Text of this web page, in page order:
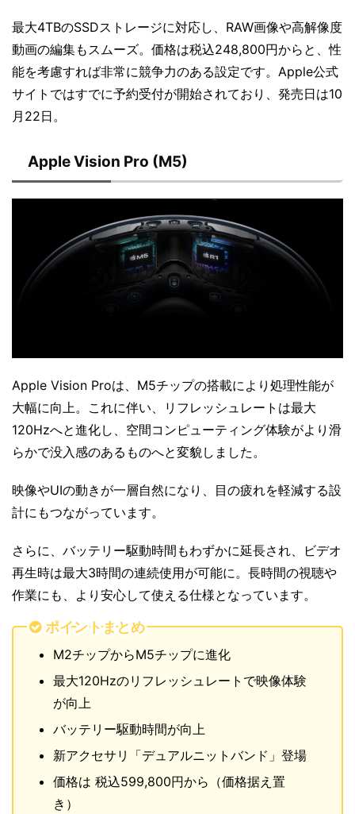
最大4TBのSSDストレージに対応し、RAW画像や高解像度
動画の編集もスムーズ。価格は税込248,800円からと、性
能を考慮すれば非常に競争力のある設定です。Apple公式
サイトではすでに予約受付が開始されており、発売日は10
月22日。
Apple Vision Pro (M5)
Apple Vision Proは、M5チップの搭載により処理性能が
大幅に向上。これに伴い、リフレッシュレートは最大
120Hzへと進化し、空間コンピューティング体験がより滑
らかで没入感のあるものへと変貌しました。
映像やUIの動きが一層自然になり、目の疲れを軽減する設
計にもつながっています。
さらに、バッテリー駆動時間もわずかに延長され、ビデオ
再生時は最大3時間の連続使用が可能に。長時間の視聴や
作業にも、より安心して使える仕様となっています。
ポイントまとめ
M2チップからM5チップに進化
最大120Hzのリフレッシュレートで映像体験
が向上
バッテリー駆動時間が向上
新アクセサリ「デュアルニットバンド」登場
価格は 税込599,800円から（価格据え置
き）